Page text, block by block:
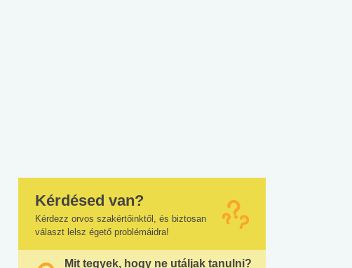
Kérdésed van?
Kérdezz orvos szakértőinktől, és biztosan
választ lelsz égető problémáidra!
Mit tegyek, hogy ne utáljak tanulni?